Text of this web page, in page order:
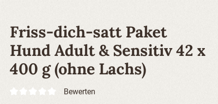
Friss-dich-satt Paket
Hund Adult & Sensitiv 42 x
400 g (ohne Lachs)
Bewerten